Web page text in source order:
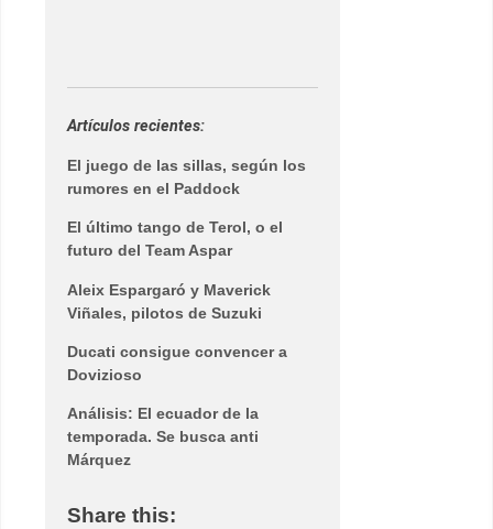
Artículos recientes:
El juego de las sillas, según los
rumores en el Paddock
El último tango de Terol, o el
futuro del Team Aspar
Aleix Espargaró y Maverick
Viñales, pilotos de Suzuki
Ducati consigue convencer a
Dovizioso
Análisis: El ecuador de la
temporada. Se busca anti
Márquez
Share this: